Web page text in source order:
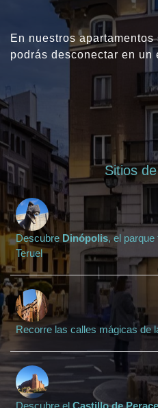
En nuestros
podrás desconectar en un
Sitios
Descubre Dinópolis, el parque
Teruel
Recorre las calles mágicas de
Descubre el Castillo de